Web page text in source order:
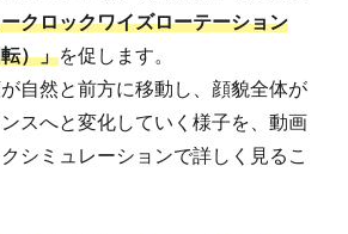
クロックワイズローテーション
）」を促します。
自然と前方に移動し、顔貌全体が
スへと変化していく様子を、動画
シミュレーションで詳しく見るこ